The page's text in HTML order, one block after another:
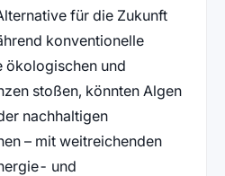
für die Zukunft
konventionelle
ökologischen und
stoßen, könnten Algen
nachhaltigen
– mit weitreichenden
und